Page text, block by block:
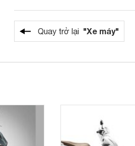
Quay trở lại "Xe máy"